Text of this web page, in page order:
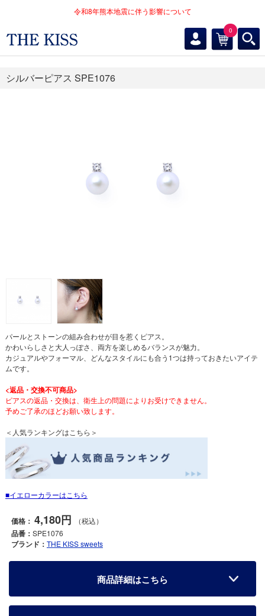
令和8年熊本地震に伴う影響について
0
シルバーピアス SPE1076
パールとストーンの組み合わせが目を惹くピアス。
かわいらしさと大人っぽさ、両方を楽しめるバランスが魅力。
カジュアルやフォーマル、どんなスタイルにも合う1つは持っておきたいアイテ
ムです。
<返品・交換不可商品>
ピアスの返品・交換は、衛生上の問題によりお受けできません。
予めご了承のほどお願い致します。
＜人気ランキングはこちら＞
イエローカラーはこちら
価格： 4,180円 （税込）
品番： SPE1076
ブランド： THE KISS sweets
商品詳細はこちら